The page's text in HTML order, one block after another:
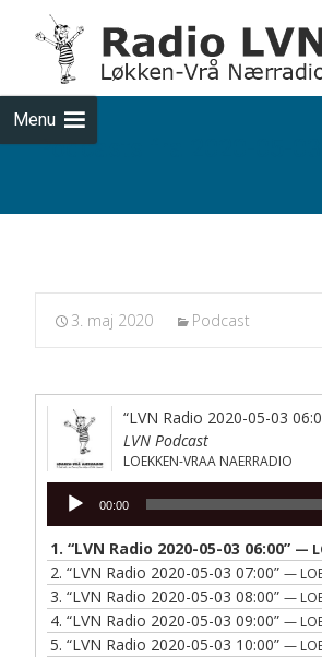
Menu
Podcasts fra 2020-05-03
3. maj 2020 Podcast
“LVN Radio 2020-05-03
LVN Podcast
LOEKKEN-VRAA NAERRADIO
Lydafspiller
00:00
1. “LVN Radio 2020-05-03 06:00” —
2. “LVN Radio 2020-05-03 07:00” —
3. “LVN Radio 2020-05-03 08:00” —
4. “LVN Radio 2020-05-03 09:00” —
5. “LVN Radio 2020-05-03 10:00” —